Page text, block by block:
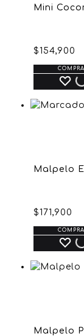
Mini
$154,900
Malpelo
$171,900
Malpelo